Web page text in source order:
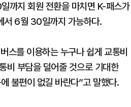
까지 회원 전환을 마치면 K-패스가
서 6월 30일까지 가능하다.
스를 이용하는 누구나 쉽게 교통비
비 부담을 덜어줄 것으로 기대한
불편이 없길 바란다”고 말했다.